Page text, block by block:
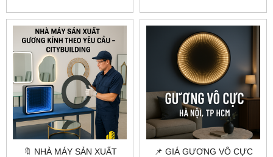
GIÁ XƯỞNG
RIÊNG, GIÁ TỐT
🔖 NHÀ MÁY SẢN XUẤT
📌 GIÁ GƯƠNG VÔ CỰC